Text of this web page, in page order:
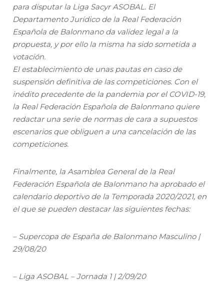
para disputar la Liga Sacyr ASOBAL. El
Departamento Jurídico de la Real Federación
Española de Balonmano da validez legal a la
propuesta, y por ello la misma ha sido sometida a
votación.
El establecimiento de unas pautas en caso de
suspensión definitiva de las competiciones. Con el
inédito precedente de la pandemia por el COVID-19,
la Real Federación Española de Balonmano quiere
redactar una serie de normas de cara a supuestos
escenarios que obliguen a una cancelación de las
competiciones.
Finalmente, la Asamblea General de la Real
Federación Española de Balonmano ha aprobado el
calendario deportivo de la Temporada 2020/2021, en
el que se pueden destacar las siguientes fechas:
– Supercopa de España de Balonmano Masculino |
29/08/20
– Liga ASOBAL – Jornada 1 | 2/09/20